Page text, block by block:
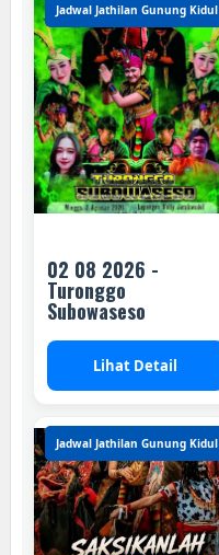
Jadwal Jathilan Gunung Kidul
02 08 2026 -
Turonggo
Subowaseso
Lihat Detail
Jadwal Jathilan Gunung Kidul